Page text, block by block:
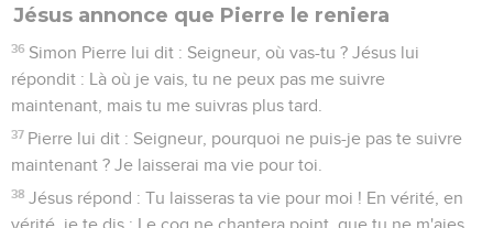
Jésus annonce que Pierre le reniera
36 Simon Pierre lui dit : Seigneur, où vas-tu ? Jésus lui
répondit : Là où je vais, tu ne peux pas me suivre
maintenant, mais tu me suivras plus tard.
37 Pierre lui dit : Seigneur, pourquoi ne puis-je pas te suivre
maintenant ? Je laisserai ma vie pour toi.
38 Jésus répond : Tu laisseras ta vie pour moi ! En vérité, en
vérité, je te dis : Le coq ne chantera point, que tu ne m'aies